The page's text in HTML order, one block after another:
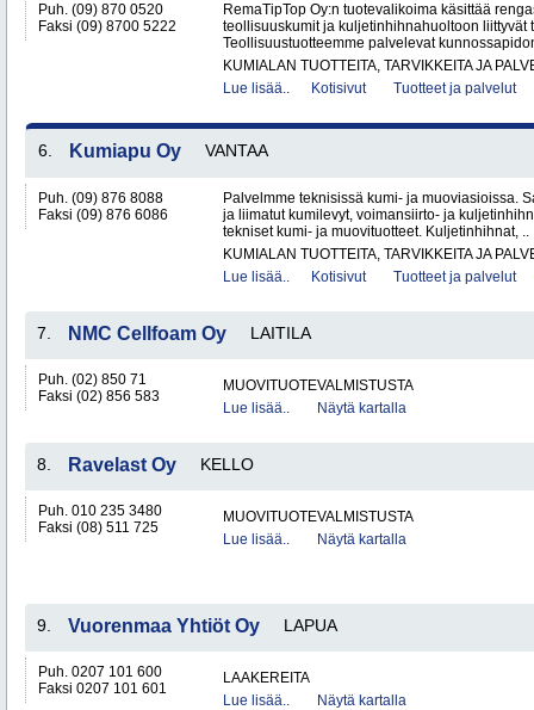
Puh. (09) 870 0520
Faksi (09) 8700 5222
RemaTipTop Oy:n tuotevalikoima käsittää
teollisuuskumit ja kuljetinhihnahuoltoon liittyvät
Teollisuustuotteemme palvelevat
KUMIALAN TUOTTEITA, TARVIKKEITA JA
Lue lisää..
Kotisivut Tuotteet ja palvelut
6. Kumiapu Oy VANTAA
Puh. (09) 876 8088
Faksi (09) 876 6086
Palvelmme teknisissä kumi- ja muoviasioissa.
ja liimatut kumilevyt, voimansiirto- ja
tekniset kumi- ja muovituotteet. Kuljetinhihnat, ..
KUMIALAN TUOTTEITA, TARVIKKEITA JA
Lue lisää..
Kotisivut Tuotteet ja palvelut
7. NMC Cellfoam Oy LAITILA
Puh. (02) 850 71
Faksi (02) 856 583
MUOVITUOTEVALMISTUSTA
Lue lisää..
Näytä kartalla
8. Ravelast Oy KELLO
Puh. 010 235 3480
Faksi (08) 511 725
MUOVITUOTEVALMISTUSTA
Lue lisää..
Näytä kartalla
9. Vuorenmaa Yhtiöt Oy LAPUA
Puh. 0207 101 600
Faksi 0207 101 601
LAAKEREITA
Lue lisää..
Näytä kartalla